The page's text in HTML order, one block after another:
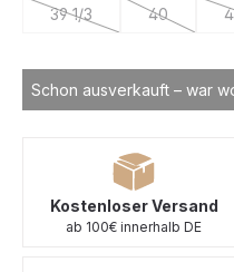
Schon ausverkauft – war
39 1/3
(Diese Option ist zurzeit
40
(Diese
Kostenloser Versand
ab 100€ innerhalb DE